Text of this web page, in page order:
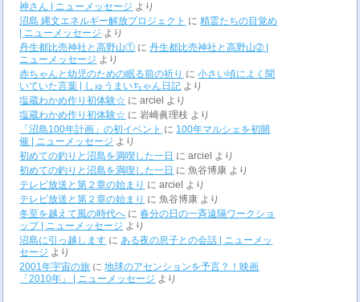
神さん | ニューメッセージ より
沼島 縄文エネルギー解放プロジェクト に精霊たちの目覚め
| ニューメッセージ より
丹生都比売神社と高野山① に丹生都比売神社と高野山➁ |
ニューメッセージ より
赤ちゃんと幼児のための眠る前の祈り に小さい頃によく聞
いていた言葉 | しゅうまいちゃん日記 より
塩蔵わかめ作り初体験☆ にarciel
より
塩蔵わかめ作り初体験☆ に岩崎眞理枝 より
「沼島100年計画」の初イベント に 100年マルシェを初開
催 | ニューメッセージ より
初めての釣りと沼島を満喫した一日 にarciel
より
初めての釣りと沼島を満喫した一日 に魚谷博康 より
テレビ放送と第２章の始まり にarciel
より
テレビ放送と第２章の始まり に魚谷博康 より
冬至を越えて風の時代へ に春分の日の一斉遠隔ワークショ
ップ | ニューメッセージ より
沼島に引っ越します に ある夜の息子との会話 | ニューメッ
セージ より
2001年宇宙の旅 に地球のアセンションを予言？！映画
「2010年」 | ニューメッセージ より